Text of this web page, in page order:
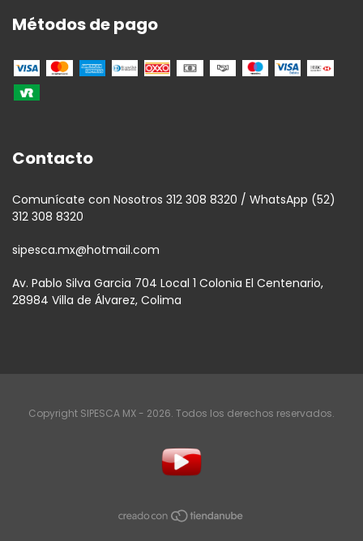
Métodos de pago
Contacto
Comunícate con Nosotros 312 308 8320 / WhatsApp (52)
312 308 8320
sipesca.mx@hotmail.com
Av. Pablo Silva Garcia 704 Local 1 Colonia El Centenario,
28984 Villa de Álvarez, Colima
Copyright SIPESCA MX - 2026. Todos los derechos reservados.